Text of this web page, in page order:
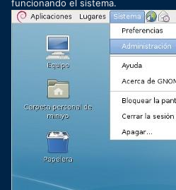
funcionando el sistema.